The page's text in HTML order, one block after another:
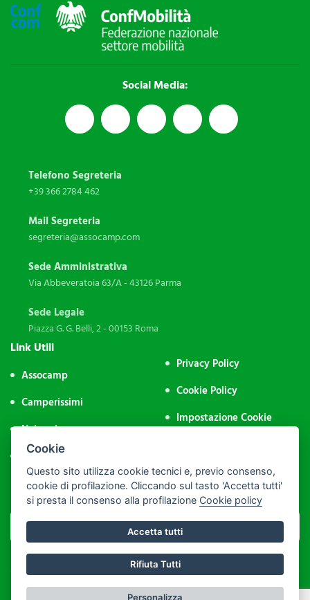
Social Media:
Telefono Segreteria
+39 366 2784 462
Mail Segreteria
segreteria@assocamp.com
Sede Amministrativa
Via Abbeveratoia 63/A - 43126 Parma
Sede Legale
Piazza G. G. Belli, 2 - 00153 Roma
Link Utili
Assocamp
Camperissimi
Noleggio
Contatti
Privacy Policy
Cookie Policy
Impostazione Cookie
Iscriviti alla Newsletter
P.IVA: 09974231004 - PEC: assocamp@legalmail.it - C.F.: 92043500286
Cookie
Questo sito utilizza cookie tecnici e, previo consenso,
cookie di profilazione. Cliccando sul tasto 'Accetta tutti'
si presta il consenso alla profilazione Cookie policy
Accetta tutti
Rifiuta Tutti
Personalizza